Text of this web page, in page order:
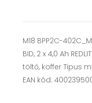
M18 BPP2C-
BID, 2 x 4,0 Ah
töltő, koffer Tipus
EAN kód: